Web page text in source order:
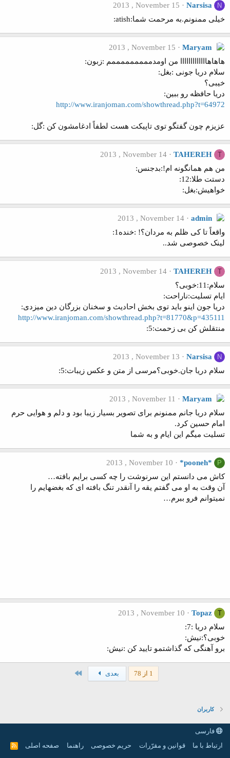
N
Narsisa
2013 , November 15
خیلی ممنونم.به مرحمت شما:atish:
Maryam
2013 , November 15
هاهاهااااااااااااا من اومدمممممممممم :زبون:
سلام دریا جونی :بغل:
خیبی؟
دریا حافظه رو ببین:
http://www.iranjoman.com/showthread.php?t=64972
عزیزم چون گفتگو توی تاپیکت هست لطفاً ادغامشون کن :گل:
T
TAHEREH
2013 , November 14
من هم همانگونه ام!:بدجنس:
دستت طلا:12:
خواهیش:بغل:
admin
2013 , November 14
واقعاً تا کی ظلم به مردان؟! :خنده1:
لینک خصوصی شد..
T
TAHEREH
2013 , November 14
سلام:11:خوبی؟
ایام تسلیت:ناراحت:
دریا جون اینو باید توی بخش احادیث و سخنان بزرگان دین میزدی:
http://www.iranjoman.com/showthread.php?t=81770&p=435111
منتقلش کن بی زحمت:5:
N
Narsisa
2013 , November 13
سلام دریا جان.خوبی؟مرسی از متن و عکس زیبات:5:
Maryam
2013 , November 11
سلام دریا جانم ممنونم برای تصویر بسیار زیبا بود و دلم و هوایی حرم
امام حسین کرد.
تسلیت میگم این ایام و به شما
P
*pooneh*
2013 , November 10
کاش می دانستم این سرنوشت را چه کسی برایم بافته…
آن وقت به او می گفتم یقه را آنقدر تنگ بافته ای که بغضهایم را
نمیتوانم فرو ببرم…
T
Topaz
2013 , November 10
سلام دریا :7:
خوبی؟:نیش:
برو آهنگی که گذاشتمو تایید کن :نیش:
1 از 78 بعدی
کاربران
فارسی
ارتباط با ما
قوانین و مقرّرات حریم خصوصی راهنما صفحه اصلی
R